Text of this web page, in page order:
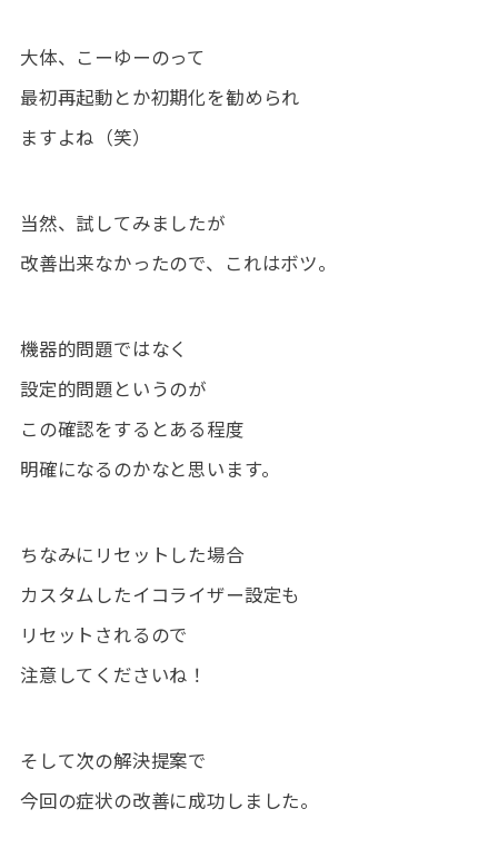
大体、こーゆーのって
最初再起動とか初期化を勧められ
ますよね（笑）
当然、試してみましたが
改善出来なかったので、これはボツ。
機器的問題ではなく
設定的問題というのが
この確認をするとある程度
明確になるのかなと思います。
ちなみにリセットした場合
カスタムしたイコライザー設定も
リセットされるので
注意してくださいね！
そして次の解決提案で
今回の症状の改善に成功しました。